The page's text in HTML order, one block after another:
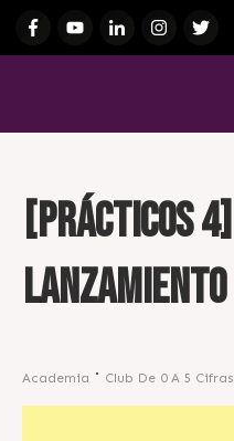
[Prácticos
lanzamiento
Academia Club De 0 A 5 Cifras